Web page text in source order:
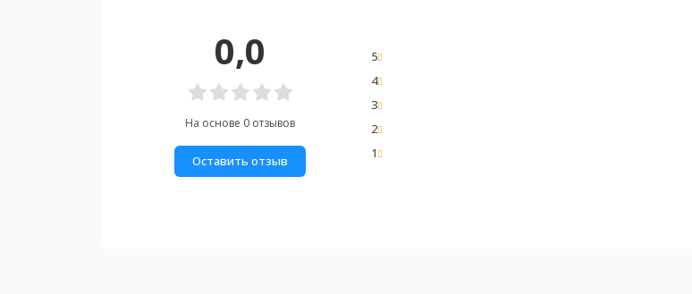
0,0
На основе 0 отзывов
Оставить отзыв
5
4
3
2
1